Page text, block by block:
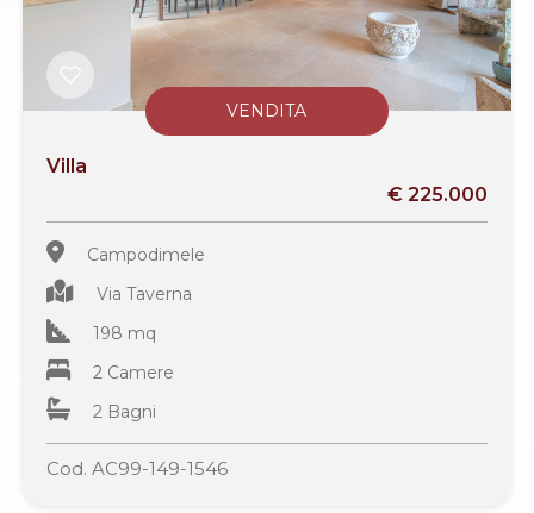
VENDITA
Villa
€ 225.000
Campodimele
Via Taverna
198 mq
2 Camere
2 Bagni
Cod. AC99-149-1546